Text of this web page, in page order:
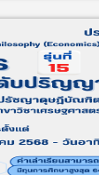
ง Facebook :
วิทยุ ม.ก. กลาง
อ ม.ก.ขอนแก่น
kHz. , ภาคใต้ ม